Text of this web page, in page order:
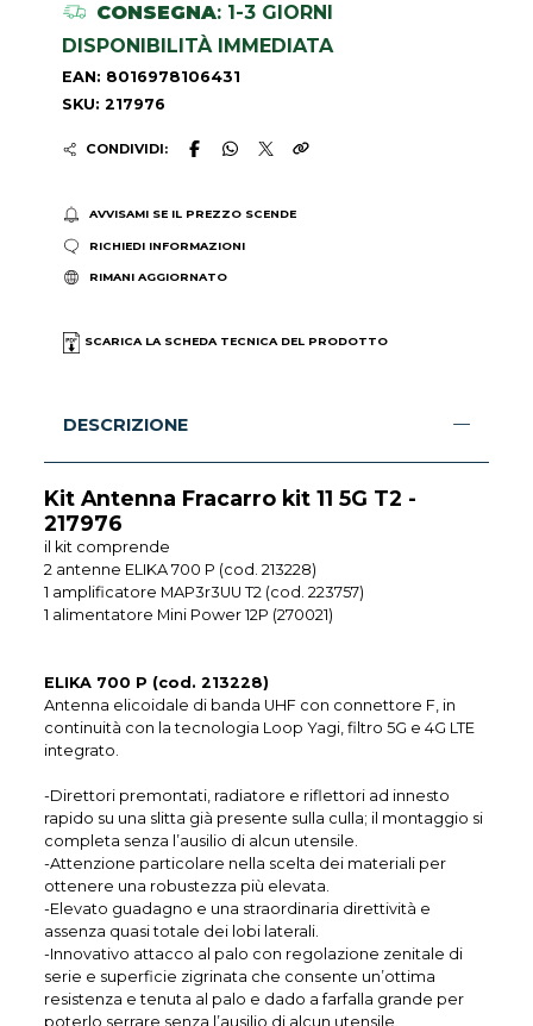
CONSEGNA: 1-3 GIORNI
DISPONIBILITÀ IMMEDIATA
EAN: 8016978106431
SKU: 217976
CONDIVIDI:
AVVISAMI SE IL PREZZO SCENDE
RICHIEDI INFORMAZIONI
RIMANI AGGIORNATO
SCARICA LA SCHEDA TECNICA DEL PRODOTTO
DESCRIZIONE
Kit Antenna Fracarro kit 11 5G T2 -
217976
il kit comprende
2 antenne ELIKA 700 P (cod. 213228)
1 amplificatore MAP3r3UU T2 (cod. 223757)
1 alimentatore Mini Power 12P (270021)
ELIKA 700 P (cod. 213228)
Antenna elicoidale di banda UHF con connettore F, in
continuità con la tecnologia Loop Yagi, filtro 5G e 4G LTE
integrato.
-Direttori premontati, radiatore e riflettori ad innesto
rapido su una slitta già presente sulla culla; il montaggio si
completa senza l’ausilio di alcun utensile.
-Attenzione particolare nella scelta dei materiali per
ottenere una robustezza più elevata.
-Elevato guadagno e una straordinaria direttività e
assenza quasi totale dei lobi laterali.
-Innovativo attacco al palo con regolazione zenitale di
serie e superficie zigrinata che consente un’ottima
resistenza e tenuta al palo e dado a farfalla grande per
poterlo serrare senza l’ausilio di alcun utensile.